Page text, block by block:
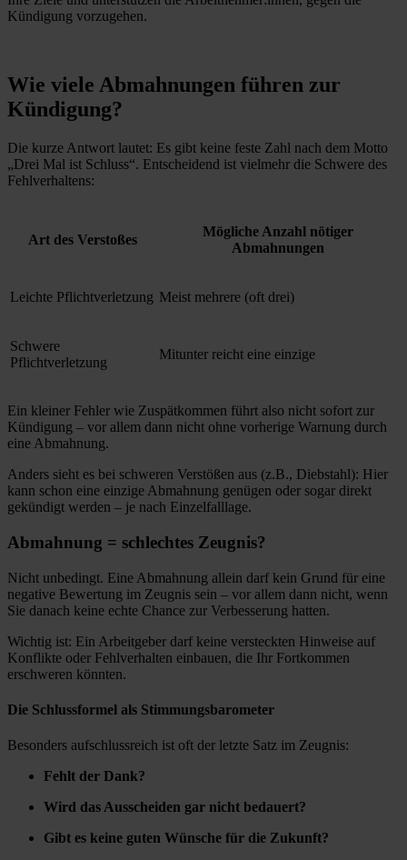
Kündigung vorzugehen.
Wie viele Abmahnungen führen zur
Kündigung?
Die kurze Antwort lautet: Es gibt keine feste Zahl nach dem Motto
„Drei Mal ist Schluss“. Entscheidend ist vielmehr die Schwere des
Fehlverhaltens:
Art des Verstoßes
Mögliche Anzahl nötiger
Abmahnungen
Leichte Pflichtverletzung Meist mehrere (oft drei)
Schwere
Pflichtverletzung
Mitunter reicht eine einzige
Ein kleiner Fehler wie Zuspätkommen führt also nicht sofort zur
Kündigung – vor allem dann nicht ohne vorherige Warnung durch
eine Abmahnung.
Anders sieht es bei schweren Verstößen aus (z.B., Diebstahl): Hier
kann schon eine einzige Abmahnung genügen oder sogar direkt
gekündigt werden – je nach Einzelfalllage.
Abmahnung = schlechtes Zeugnis?
Nicht unbedingt. Eine Abmahnung allein darf kein Grund für eine
negative Bewertung im Zeugnis sein – vor allem dann nicht, wenn
Sie danach keine echte Chance zur Verbesserung hatten.
Wichtig ist: Ein Arbeitgeber darf keine versteckten Hinweise auf
Konflikte oder Fehlverhalten einbauen, die Ihr Fortkommen
erschweren könnten.
Die Schlussformel als Stimmungsbarometer
Besonders aufschlussreich ist oft der letzte Satz im Zeugnis:
Fehlt der Dank?
Wird das Ausscheiden gar nicht bedauert?
Gibt es keine guten Wünsche für die Zukunft?